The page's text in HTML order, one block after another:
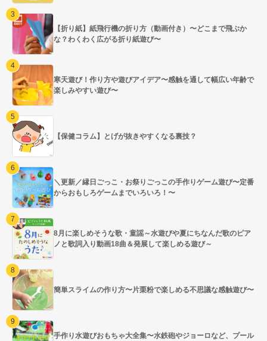
【折り紙】紙飛行機の折り方（動画付き）〜どこまで飛ぶか
な？わくわく広がる折り紙遊び〜
寒天遊び！作り方や遊びアイデア〜感触を通して幅広い年齢で
楽しみやすい遊び〜
【保健コラム】とげが抜きやすくなる裏技？
＼更新／縁日ごっこ・お祭りごっこの手作りゲーム遊び〜定番
からおもしろゲームまでいろいろ！〜
8月に楽しめそうな歌・童謡～水遊びや夏にちなんだ歌のピア
ノと歌詞入り動画18曲＆発展して楽しめる遊び～
簡単スライムの作り方〜片栗粉で楽しめる不思議な感触遊び〜
手作り水遊びおもちゃ大全集〜水鉄砲やジョーロなど、プール